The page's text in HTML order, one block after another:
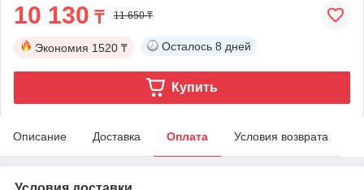
10 130 ₸ 11 650 ₸
Экономия 1520 ₸ Осталось 8 дней
Купить
Описание Доставка Оплата Условия возврата